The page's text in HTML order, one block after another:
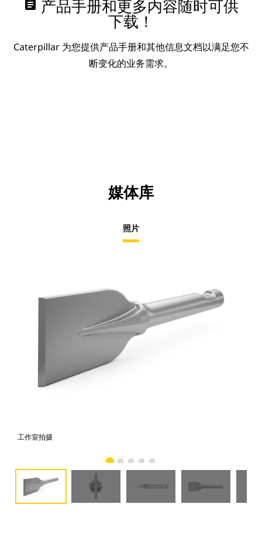
assignment 产品手册和更多内容随时可供
下载！
Caterpillar 为您提供产品手册和其他信息文档以满足您不
断变化的业务需求。
媒体库
照片
工作室拍摄